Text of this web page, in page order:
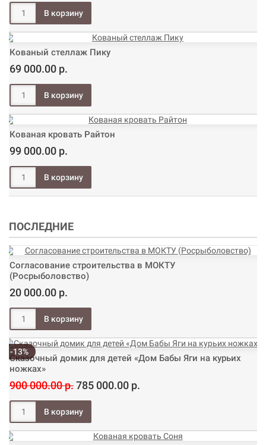
Кованый стеллаж Пику
69 000.00 р.
Кованая кровать Райтон
99 000.00 р.
ПОСЛЕДНИЕ
Согласование строительства в МОКТУ
(Росрыболовство)
20 000.00 р.
-13%
Сказочный домик для детей «Дом Бабы Яги на курьих
ножках»
900 000.00 р.785 000.00 р.